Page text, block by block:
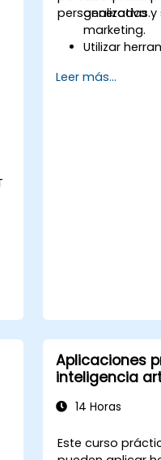
personalizadas.
generativa y
marketing.
Utilizar
campañas.
Leer más...
Aplicaciones
inteligencia
14 Horas
Este curso